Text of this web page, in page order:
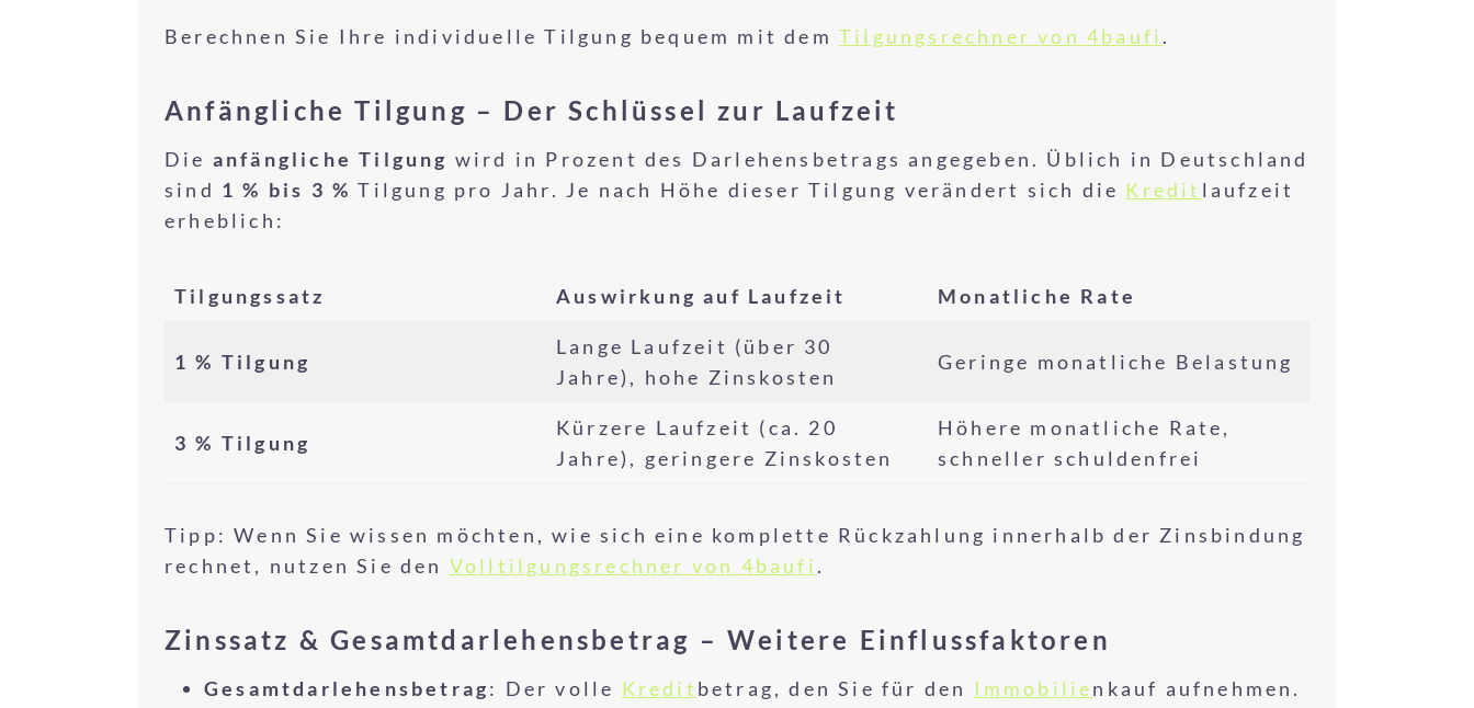
Berechnen Sie Ihre individuelle Tilgung bequem mit demTilgungsrechner von 4baufi .
Anfängliche Tilgung – Der Schlüssel zur Laufzeit
Die anfängliche Tilgung wird in Prozent des Darlehensbetrags angegeben. Üblich in Deutschland
sind 1 % bis 3 % Tilgung pro Jahr. Je nach Höhe dieser Tilgung verändert sich die Kredit laufzeit
erheblich:
Tilgungssatz Auswirkung auf Laufzeit Monatliche Rate
1 % Tilgung
Lange Laufzeit (über 30
Jahre), hohe Zinskosten
Geringe monatliche Belastung
3 % Tilgung
Kürzere Laufzeit (ca. 20
Jahre), geringere Zinskosten
Höhere monatliche Rate,
schneller schuldenfrei
Tipp: Wenn Sie wissen möchten, wie sich eine komplette Rückzahlung innerhalb der Zinsbindung
rechnet, nutzen Sie den Volltilgungsrechner von 4baufi .
Zinssatz & Gesamtdarlehensbetrag – Weitere Einflussfaktoren
Gesamtdarlehensbetrag: Der volle Kredit betrag, den Sie für den Immobilienkauf aufnehmen.